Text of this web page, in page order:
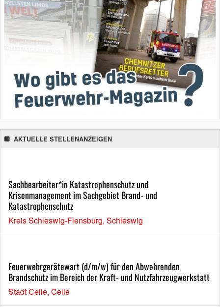
AKTUELLE STELLENANZEIGEN
Sachbearbeiter*in Katastrophenschutz und
Krisenmanagement im Sachgebiet Brand- und
Katastrophenschutz
Kreis Schleswig-Flensburg, Schleswig
Feuerwehrgerätewart (d/m/w) für den Abwehrenden
Brandschutz im Bereich der Kraft- und Nutzfahrzeugwerkstatt
Stadt Celle, Celle